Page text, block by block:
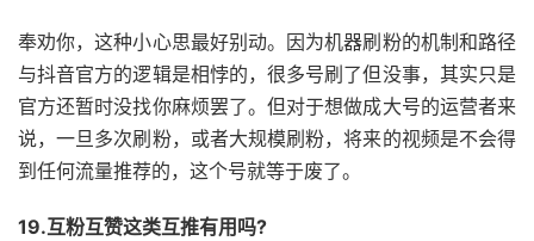
奉劝你，这种小心思最好别动。因为机器刷粉的机制和路径
与抖音官方的逻辑是相悖的，很多号刷了但没事，其实只是
官方还暂时没找你麻烦罢了。但对于想做成大号的运营者来
说，一旦多次刷粉，或者大规模刷粉，将来的视频是不会得
到任何流量推荐的，这个号就等于废了。
19.互粉互赞这类互推有用吗?